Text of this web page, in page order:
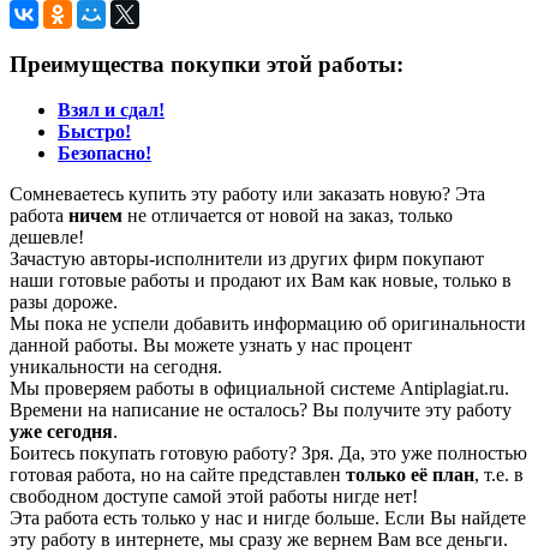
Преимущества покупки этой работы:
Взял и сдал!
Быстро!
Безопасно!
Сомневаетесь купить эту работу или заказать новую? Эта
работа ничем не отличается от новой на заказ, только
дешевле!
Зачастую авторы-исполнители из других фирм покупают
наши готовые работы и продают их Вам как новые, только в
разы дороже.
Мы пока не успели добавить информацию об оригинальности
данной работы. Вы можете узнать у нас процент
уникальности на сегодня.
Мы проверяем работы в официальной системе Аntiplagiat.ru.
Времени на написание не осталось? Вы получите эту работу
уже сегодня.
Боитесь покупать готовую работу? Зря. Да, это уже полностью
готовая работа, но на сайте представлен только её план, т.е. в
свободном доступе самой этой работы нигде нет!
Эта работа есть только у нас и нигде больше. Если Вы найдете
эту работу в интернете, мы сразу же вернем Вам все деньги.